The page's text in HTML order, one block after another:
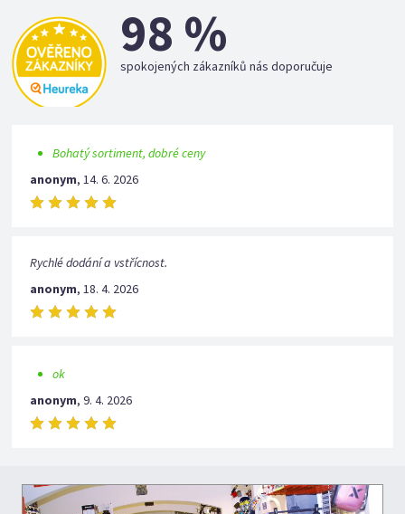
98 %
spokojených zákazníků nás doporučuje
Bohatý sortiment, dobré ceny
anonym,14. 6. 2026
Rychlé dodání a vstřícnost.
anonym,18. 4. 2026
ok
anonym,9. 4. 2026